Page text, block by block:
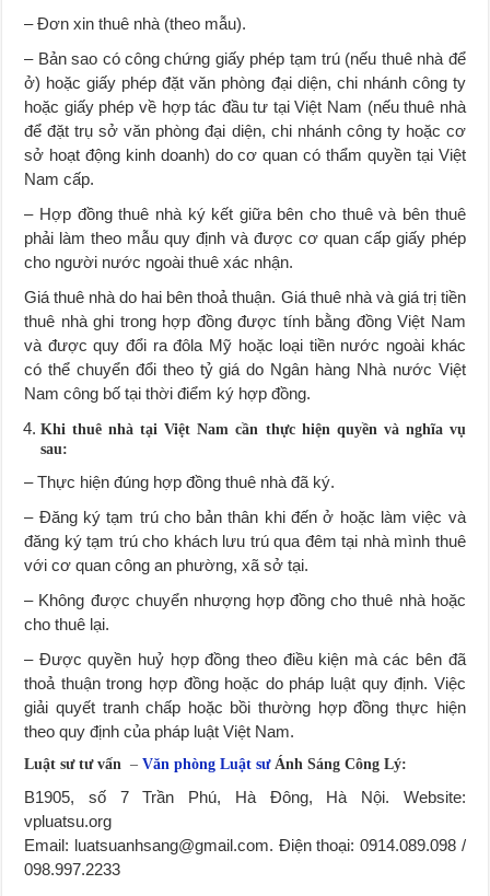
– Đơn xin thuê nhà (theo mẫu).
– Bản sao có công chứng giấy phép tạm trú (nếu thuê nhà để
ở) hoặc giấy phép đặt văn phòng đại diện, chi nhánh công ty
hoặc giấy phép về hợp tác đầu tư tại Việt Nam (nếu thuê nhà
để đặt trụ sở văn phòng đại diện, chi nhánh công ty hoặc cơ
sở hoạt động kinh doanh) do cơ quan có thẩm quyền tại Việt
Nam cấp.
– Hợp đồng thuê nhà ký kết giữa bên cho thuê và bên thuê
phải làm theo mẫu quy định và được cơ quan cấp giấy phép
cho người nước ngoài thuê xác nhận.
Giá thuê nhà do hai bên thoả thuận. Giá thuê nhà và giá trị tiền
thuê nhà ghi trong hợp đồng được tính bằng đồng Việt Nam
và được quy đổi ra đôla Mỹ hoặc loại tiền nước ngoài khác
có thể chuyển đổi theo tỷ giá do Ngân hàng Nhà nước Việt
Nam công bố tại thời điểm ký hợp đồng.
Khi thuê nhà tại Việt Nam cần thực hiện quyền và nghĩa vụ
sau:
– Thực hiện đúng hợp đồng thuê nhà đã ký.
– Đăng ký tạm trú cho bản thân khi đến ở hoặc làm việc và
đăng ký tạm trú cho khách lưu trú qua đêm tại nhà mình thuê
với cơ quan công an phường, xã sở tại.
– Không được chuyển nhượng hợp đồng cho thuê nhà hoặc
cho thuê lại.
– Được quyền huỷ hợp đồng theo điều kiện mà các bên đã
thoả thuận trong hợp đồng hoặc do pháp luật quy định. Việc
giải quyết tranh chấp hoặc bồi thường hợp đồng thực hiện
theo quy định của pháp luật Việt Nam.
Luật sư tư vấn –Văn phòng Luật sưÁnh Sáng Công Lý:
B1905, số 7 Trần Phú, Hà Đông, Hà Nội. Website:
vpluatsu.org
Email: luatsuanhsang@gmail.com. Điện thoại: 0914.089.098 /
098.997.2233